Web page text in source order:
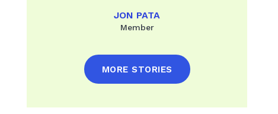
JON PATA
Member
MORE STORIES